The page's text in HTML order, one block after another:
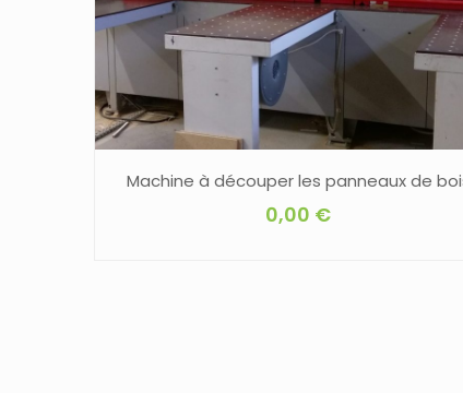
Machine à découper les panneaux de
0,00 €